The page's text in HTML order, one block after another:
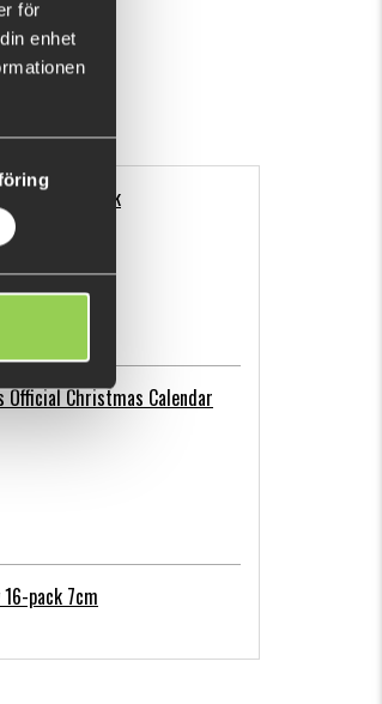
för
enhet
9cm, 10-pack
Official Christmas Calendar
16-pack 7cm